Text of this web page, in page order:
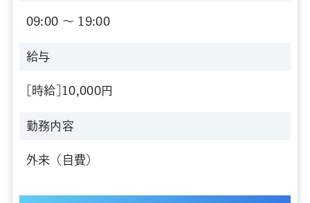
09:00 〜 19:00
給与
[時給]10,000円
勤務内容
外来（自費）